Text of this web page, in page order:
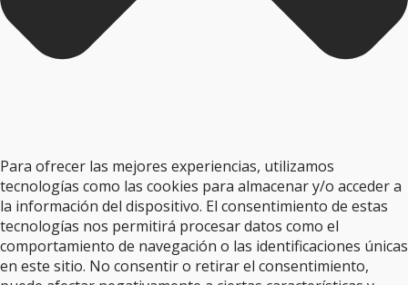
Para ofrecer las mejores experiencias, utilizamos
tecnologías como las cookies para almacenar y/o acceder a
la información del dispositivo. El consentimiento de estas
tecnologías nos permitirá procesar datos como el
comportamiento de navegación o las identificaciones únicas
en este sitio. No consentir o retirar el consentimiento,